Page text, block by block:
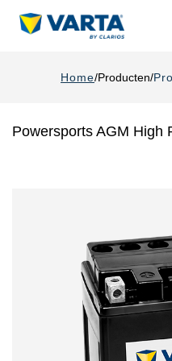
Home Producten
Powersports AGM High